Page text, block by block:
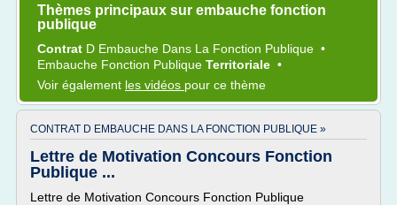
Thèmes principaux sur embauche fonction
publique
Contrat D Embauche Dans La Fonction Publique •
Embauche Fonction Publique Territoriale •
Voir également les vidéos pour ce thème
CONTRAT D EMBAUCHE DANS LA FONCTION PUBLIQUE »
Lettre de Motivation Concours Fonction
Publique ...
Lettre de Motivation Concours Fonction Publique